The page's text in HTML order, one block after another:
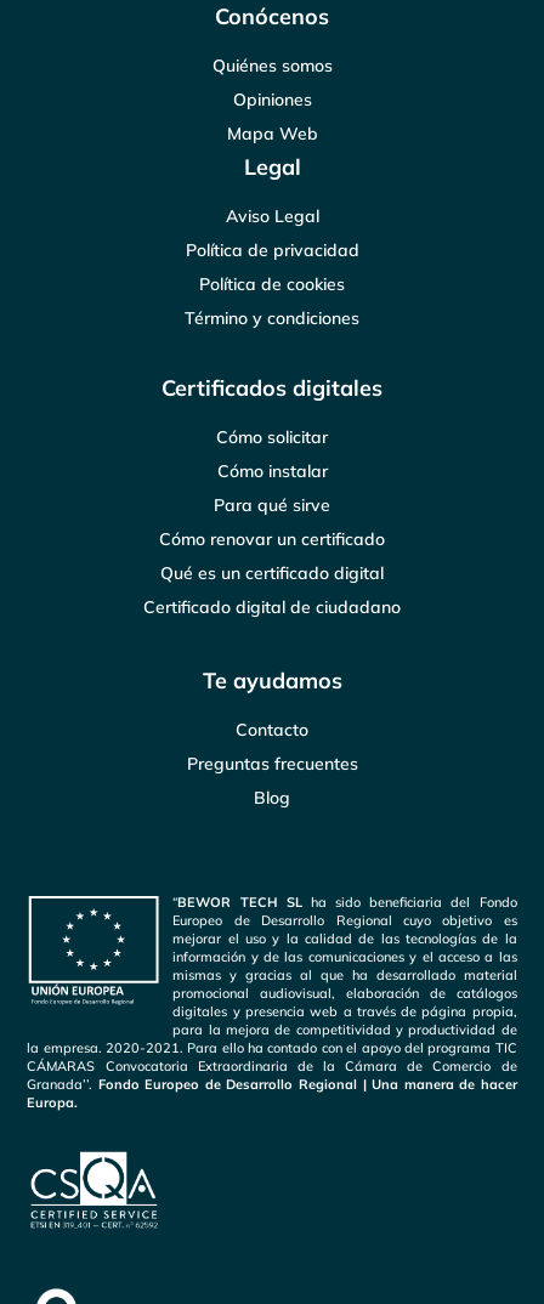
Conócenos
Quiénes somos
Opiniones
Mapa Web
Legal
Aviso Legal
Política de privacidad
Política de cookies
Término y condiciones
Certificados digitales
Cómo solicitar
Cómo instalar
Para qué sirve
Cómo renovar un certificado
Qué es un certificado digital
Certificado digital de ciudadano
Te ayudamos
Contacto
Preguntas frecuentes
Blog
“BEWOR TECH SLha sido beneficiaria del Fondo
Europeo de Desarrollo Regional cuyo objetivo es
mejorar el uso y la calidad de las tecnologías de la
información y de las comunicaciones y el acceso a las
mismas y gracias al que ha desarrollado material
promocional audiovisual, elaboración de catálogos
digitales y presencia web a través de página propia,
para la mejora de competitividad y productividad de
la empresa. 2020-2021. Para ello ha contado con el apoyo del programa TIC
CÁMARAS Convocatoria Extraordinaria de la Cámara de Comercio de
Granada’’. Fondo Europeo de Desarrollo Regional | Una manera de hacer
Europa.